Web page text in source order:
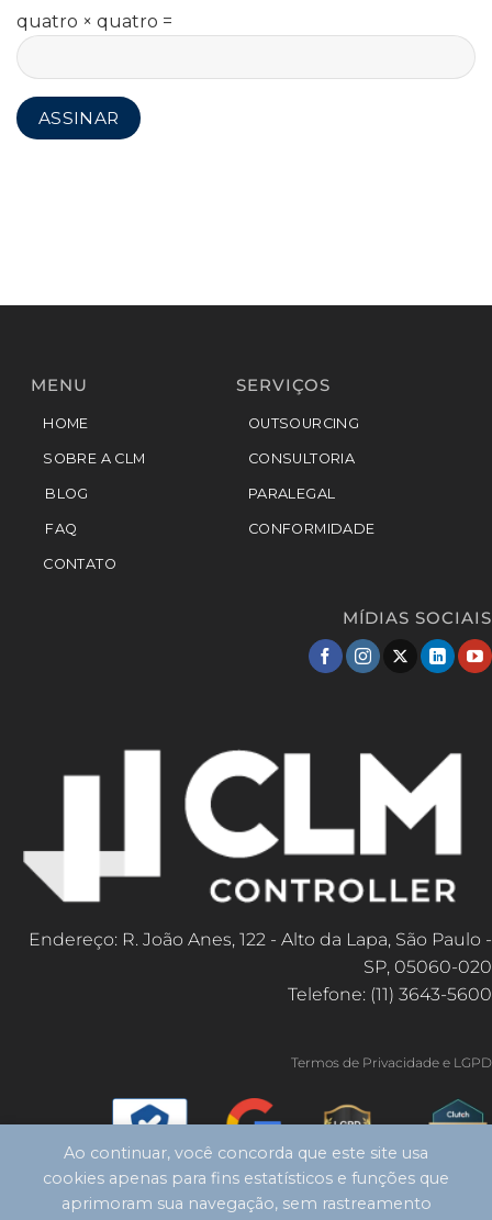
quatro × quatro =
MENU
HOME
SOBRE A CLM
BLOG
FAQ
CONTATO
SERVIÇOS
OUTSOURCING
CONSULTORIA
PARALEGAL
CONFORMIDADE
MÍDIAS SOCIAIS
Endereço: R. João Anes, 122 - Alto da Lapa, São Paulo -
SP, 05060-020
Telefone: (11) 3643-5600
Termos de Privacidade e LGPD
Ao continuar, você concorda que este site usa
cookies apenas para fins estatísticos e funções que
aprimoram sua navegação, sem rastreamento